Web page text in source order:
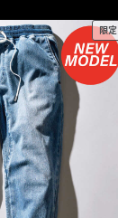
限定